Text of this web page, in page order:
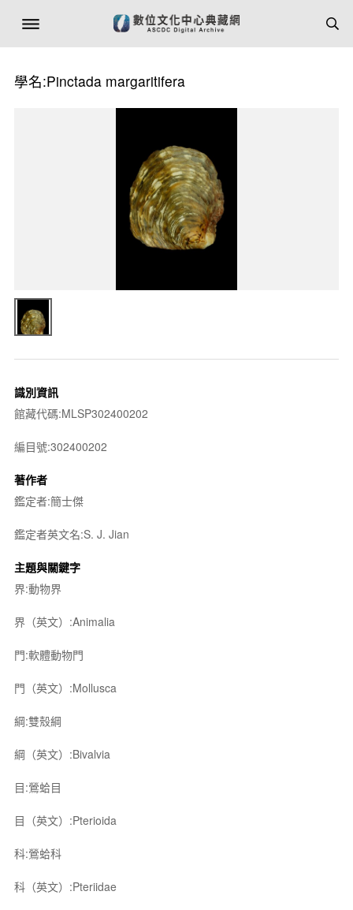
學名:Pinctada margaritifera
識別資訊
館藏代碼:MLSP302400202
編目號:302400202
著作者
鑑定者:簡士傑
鑑定者英文名:S. J. Jian
主題與關鍵字
界:動物界
界（英文）:Animalia
門:軟體動物門
門（英文）:Mollusca
綱:雙殼綱
綱（英文）:Bivalvia
目:鶯蛤目
目（英文）:Pterioida
科:鶯蛤科
科（英文）:Pteriidae